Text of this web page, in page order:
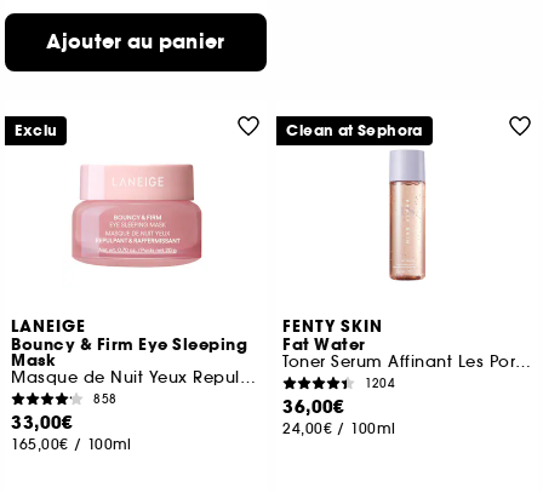
Ajouter au panier
LANEIGE
Bouncy & Firm Eye Sleeping
Mask
Masque de Nuit Yeux Repulpant & Raffermissant
858
33,00€
165,00€ / 100ml
Exclu
FENTY SKIN
Fat Water
Toner Serum Affinant Les Pores
1204
36,00€
24,00€ / 100ml
Clean at Sephora